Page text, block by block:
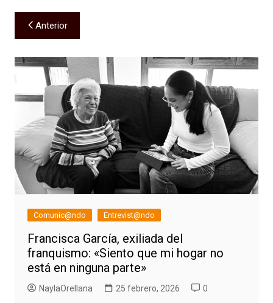
Navegación
de
entradas
Anterior
Comunic@ndo Entrevist@ndo
Francisca García, exiliada del
franquismo: «Siento que mi hogar no
está en ninguna parte»
NaylaOrellana 25 febrero, 2026 0